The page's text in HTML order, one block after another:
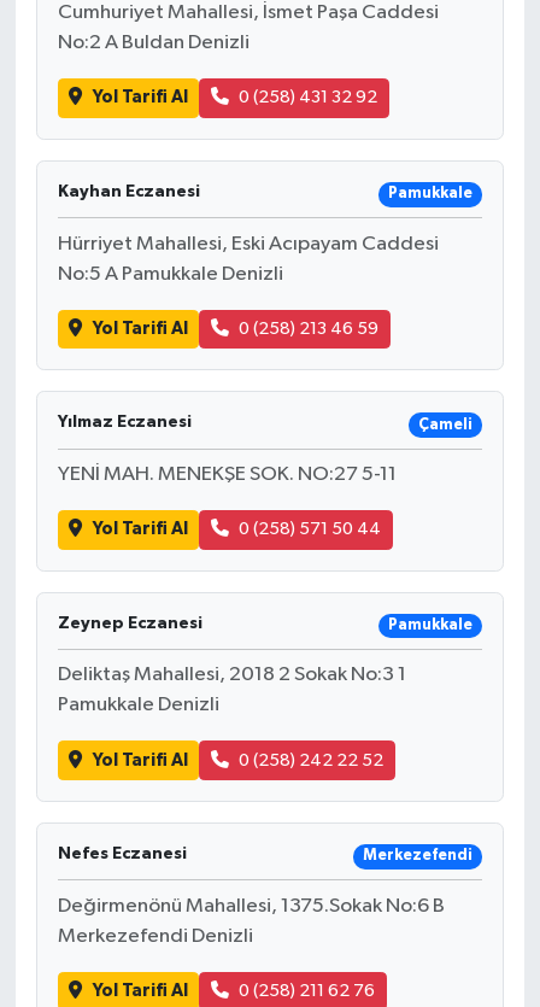
Cumhuriyet Mahallesi, İsmet Paşa Caddesi
No:2 A Buldan Denizli
Yol Tarifi Al 0 (258) 431 32 92
Kayhan Eczanesi Pamukkale
Hürriyet Mahallesi, Eski Acıpayam Caddesi
No:5 A Pamukkale Denizli
Yol Tarifi Al 0 (258) 213 46 59
Yılmaz Eczanesi Çameli
YENİ MAH. MENEKŞE SOK. NO:27 5-11
Yol Tarifi Al 0 (258) 571 50 44
Zeynep Eczanesi Pamukkale
Deliktaş Mahallesi, 2018 2 Sokak No:3 1
Pamukkale Denizli
Yol Tarifi Al 0 (258) 242 22 52
Nefes Eczanesi Merkezefendi
Değirmenönü Mahallesi, 1375.Sokak No:6 B
Merkezefendi Denizli
Yol Tarifi Al 0 (258) 211 62 76